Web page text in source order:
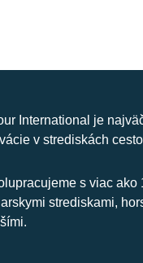
International je
v strediskách
s viac ako
strediskami,